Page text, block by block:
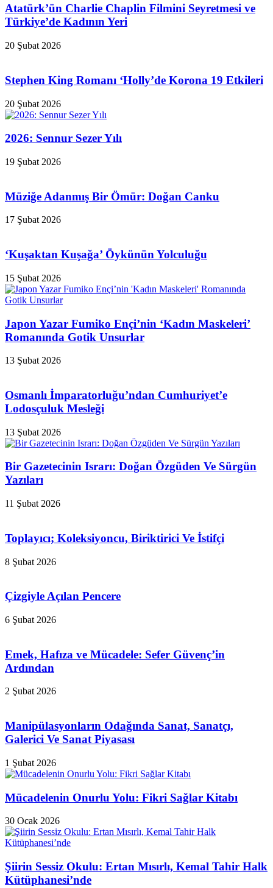
Atatürk’ün Charlie Chaplin Filmini Seyretmesi ve
Türkiye’de Kadının Yeri
20 Şubat 2026
Stephen King Romanı ‘Holly’de Korona 19 Etkileri
20 Şubat 2026
2026: Sennur Sezer Yılı
19 Şubat 2026
Müziğe Adanmış Bir Ömür: Doğan Canku
17 Şubat 2026
‘Kuşaktan Kuşağa’ Öykünün Yolculuğu
15 Şubat 2026
Japon Yazar Fumiko Ençi’nin ‘Kadın Maskeleri’
Romanında Gotik Unsurlar
13 Şubat 2026
Osmanlı İmparatorluğu’ndan Cumhuriyet’e
Lodosçuluk Mesleği
13 Şubat 2026
Bir Gazetecinin Israrı: Doğan Özgüden Ve Sürgün
Yazıları
11 Şubat 2026
Toplayıcı; Koleksiyoncu, Biriktirici Ve İstifçi
8 Şubat 2026
Çizgiyle Açılan Pencere
6 Şubat 2026
Emek, Hafıza ve Mücadele: Sefer Güvenç’in
Ardından
2 Şubat 2026
Manipülasyonların Odağında Sanat, Sanatçı,
Galerici Ve Sanat Piyasası
1 Şubat 2026
Mücadelenin Onurlu Yolu: Fikri Sağlar Kitabı
30 Ocak 2026
Şiirin Sessiz Okulu: Ertan Mısırlı, Kemal Tahir Halk
Kütüphanesi’nde